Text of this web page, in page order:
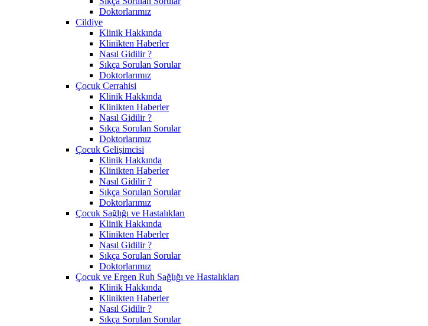
Doktorlarımız
Cildiye
Klinik Hakkında
Klinikten Haberler
Nasıl Gidilir ?
Sıkça Sorulan Sorular
Doktorlarımız
Çocuk Cerrahisi
Klinik Hakkında
Klinikten Haberler
Nasıl Gidilir ?
Sıkça Sorulan Sorular
Doktorlarımız
Çocuk Gelişimcisi
Klinik Hakkında
Klinikten Haberler
Nasıl Gidilir ?
Sıkça Sorulan Sorular
Doktorlarımız
Çocuk Sağlığı ve Hastalıkları
Klinik Hakkında
Klinikten Haberler
Nasıl Gidilir ?
Sıkça Sorulan Sorular
Doktorlarımız
Çocuk ve Ergen Ruh Sağlığı ve Hastalıkları
Klinik Hakkında
Klinikten Haberler
Nasıl Gidilir ?
Sıkça Sorulan Sorular